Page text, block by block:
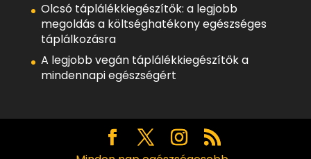
Olcsó táplálékkiegészítők: a legjobb
megoldás a költséghatékony egészséges
táplálkozásra
A legjobb vegán táplálékkiegészítők a
mindennapi egészségért